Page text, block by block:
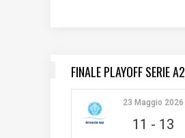
FINALE PLAYOFF SERIE A2
23 Maggio 2026
11 - 13